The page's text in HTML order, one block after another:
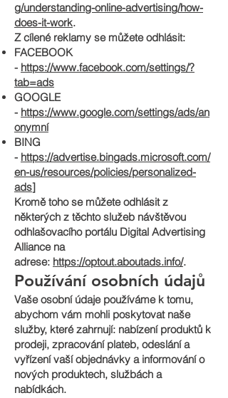
g/understanding-online-advertising/how-
does-it-work.
Z cílené reklamy se můžete odhlásit:
FACEBOOK
- https://www.facebook.com/settings/?
tab=ads
GOOGLE
- https://www.google.com/settings/ads/an
onymní
BING
- https://advertise.bingads.microsoft.com/
en-us/resources/policies/personalized-
ads]
Kromě toho se můžete odhlásit z
některých z těchto služeb návštěvou
odhlašovacího portálu Digital Advertising
Alliance na
adrese: https://optout.aboutads.info/.
Používání osobních údajů
Vaše osobní údaje používáme k tomu,
abychom vám mohli poskytovat naše
služby, které zahrnují: nabízení produktů k
prodeji, zpracování plateb, odeslání a
vyřízení vaší objednávky a informování o
nových produktech, službách a
nabídkách.